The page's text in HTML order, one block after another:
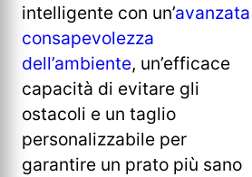
intelligente con un’avanzata
consapevolezza
dell’ambiente, un’efficace
capacità di evitare gli
ostacoli e un taglio
personalizzabile per
garantire un prato più sano